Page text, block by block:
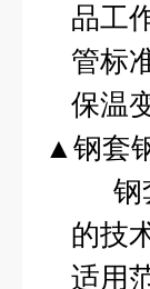
品工
管标
保温
▲钢套
钢
的技
适用